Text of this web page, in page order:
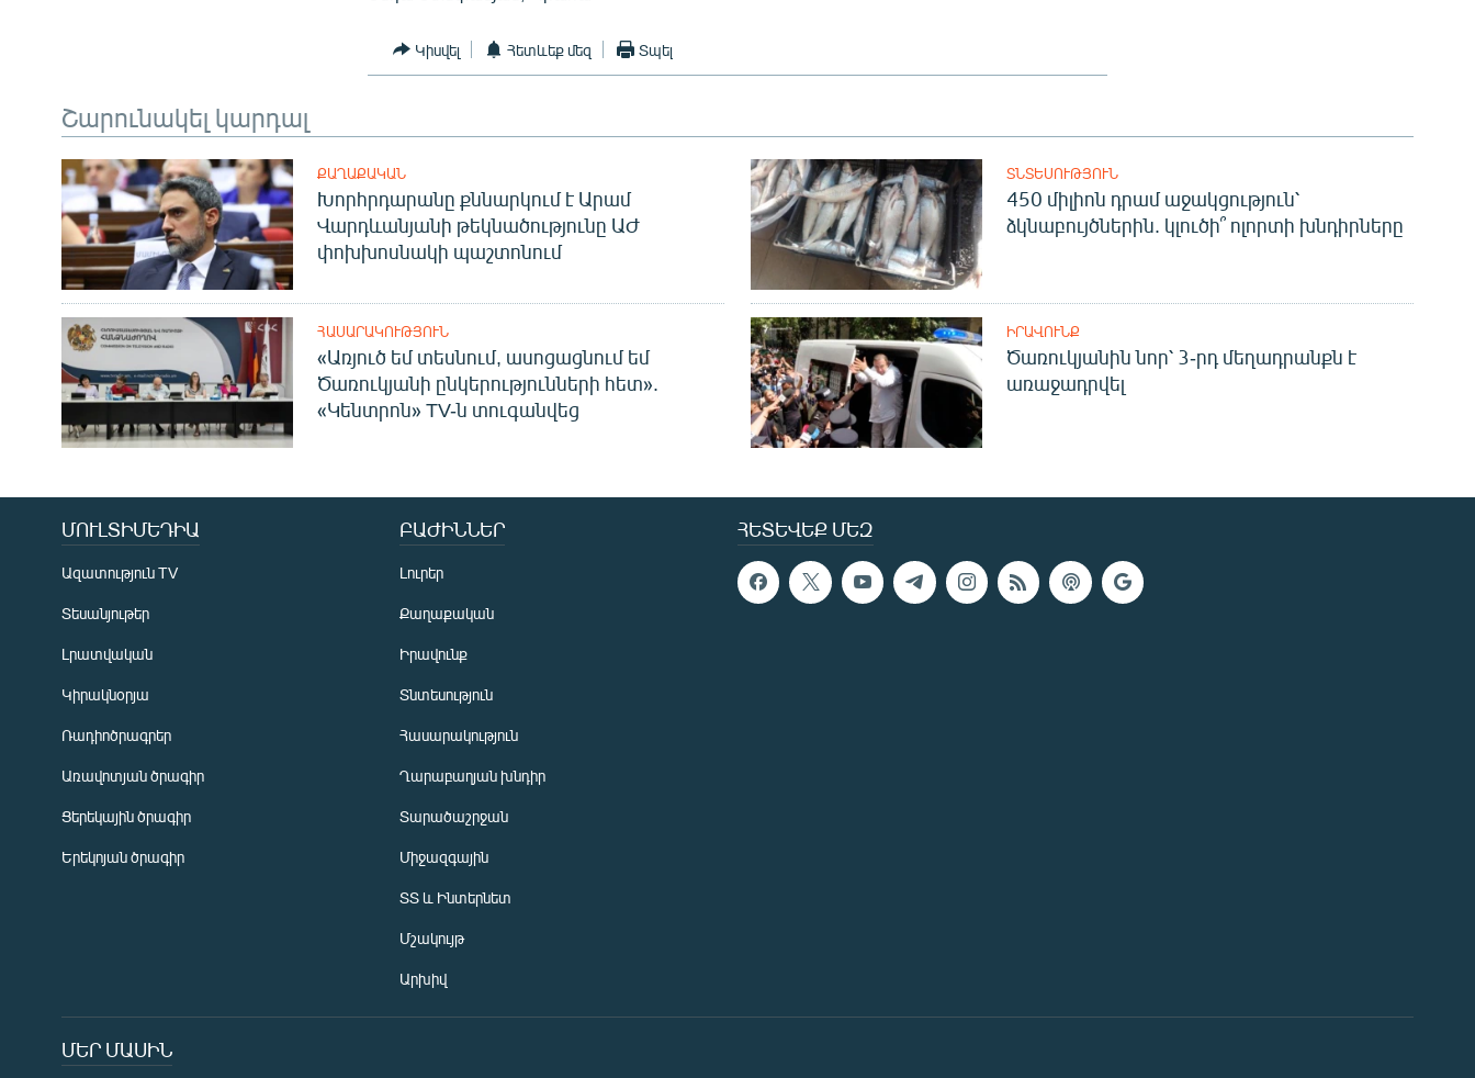
Կիսվել Հետևեք մեզ Տպել
Շարունակել կարդալ
ՔԱՂԱՔԱԿԱՆ
Խորհրդարանը քննարկում է Արամ
Վարդևանյանի թեկնածությունը ԱԺ
փոխխոսնակի պաշտոնում
ՏՆՏԵՍՈՒԹՅՈՒՆ
450 միլիոն դրամ աջակցություն՝
ձկնաբույծներին. կլուծի՞ ոլորտի խնդիրները
ՀԱՍԱՐԱԿՈՒԹՅՈՒՆ
«Առյուծ եմ տեսնում, ասոցացնում եմ
Ծառուկյանի ընկերությունների հետ».
«Կենտրոն» TV-ն տուգանվեց
ԻՐԱՎՈՒՆՔ
Ծառուկյանին նոր՝ 3-րդ մեղադրանքն է
առաջադրվել
ՀԵՏԵՎԵՔ ՄԵԶ
ՄՈՒԼՏԻՄԵԴԻԱ
Ազատություն TV
Տեսանյութեր
Լրատվական
Կիրակնօրյա
Ռադիոծրագրեր
Առավոտյան ծրագիր
Ցերեկային ծրագիր
Երեկոյան ծրագիր
ԲԱԺԻՆՆԵՐ
Լուրեր
Քաղաքական
Իրավունք
Տնտեսություն
Հասարակություն
Ղարաբաղյան խնդիր
Տարածաշրջան
Միջազգային
ՏՏ և Ինտերնետ
Մշակույթ
Արխիվ
ՄԵՐ ՄԱՍԻՆ